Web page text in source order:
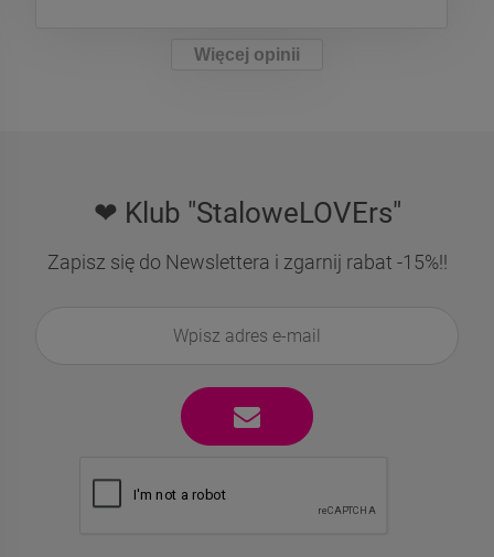
Więcej opinii
❤ Klub "StaloweLOVErs"
Zapisz się do Newslettera i zgarnij rabat -15%!!